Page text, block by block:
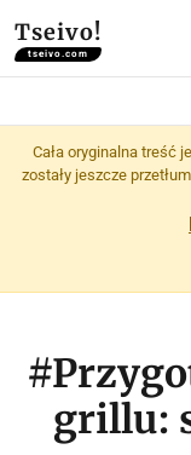
Tseivo!
tseivo.com
Cała oryginalna treść
zostały jeszcze
grillu: